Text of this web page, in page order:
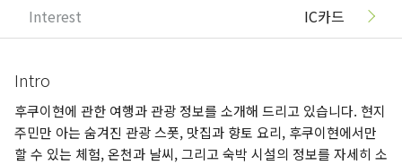
Interest IC카드
Intro
후쿠이현에 관한 여행과 관광 정보를 소개해 드리고 있습니다. 현지
주민만 아는 숨겨진 관광 스폿, 맛집과 향토 요리, 후쿠이현에서만
할 수 있는 체험, 온천과 날씨, 그리고 숙박 시설의 정보를 자세히 소